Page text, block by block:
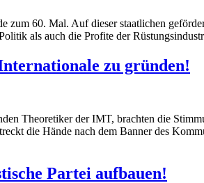
60. Mal. Auf dieser staatlichen
als auch die Profite der
zu gründen!
Theoretiker der IMT, brachten die
die Hände nach dem Banner des
Partei aufbauen!